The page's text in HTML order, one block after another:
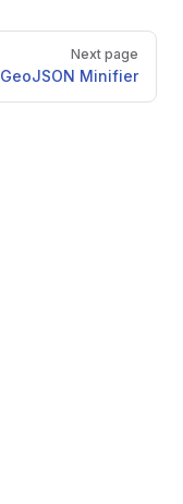
Next page
GeoJSON Minifier